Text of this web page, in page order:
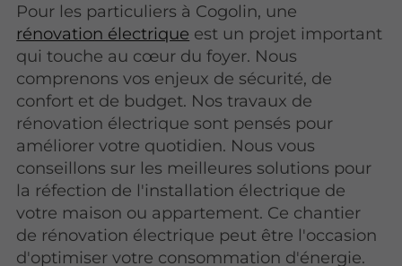
Pour les particuliers à Cogolin, une
rénovation électrique est un projet important
qui touche au cœur du foyer. Nous
comprenons vos enjeux de sécurité, de
confort et de budget. Nos travaux de
rénovation électrique sont pensés pour
améliorer votre quotidien. Nous vous
conseillons sur les meilleures solutions pour
la réfection de l'installation électrique de
votre maison ou appartement. Ce chantier
de rénovation électrique peut être l'occasion
d'optimiser votre consommation d'énergie.